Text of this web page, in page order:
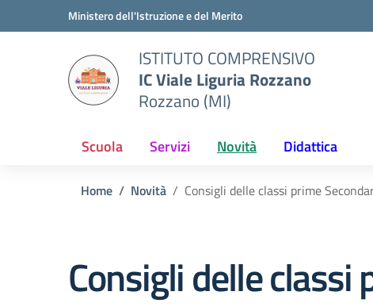
Vai ai contenuti
Vai al menu di navigazioneMinistero dell'Istruzione e del Merito
ISTITUTO COMPRENSIVO
IC Viale Liguria Rozzano
Rozzano (MI)
Scuola Servizi Novità Didattica
Home Novità Consigli delle classi prime
Consigli delle